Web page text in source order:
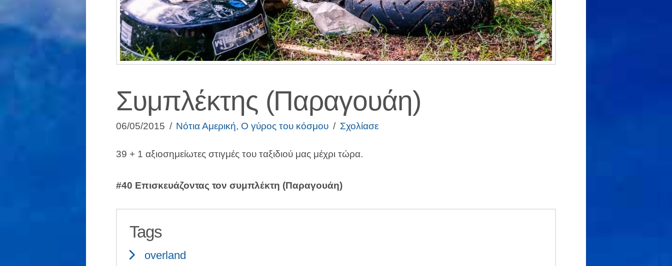
Συμπλέκτης (Παραγουάη)
06/05/2015 Νότια Αμερική, Ο γύρος του κόσμου Σχολίασε
39 + 1 αξιοσημείωτες στιγμές του ταξιδιού μας μέχρι τώρα.
#40 Επισκευάζοντας τον συμπλέκτη (Παραγουάη)
Tags
overland